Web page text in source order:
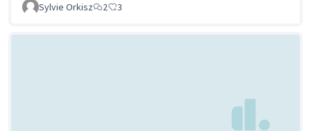
Sylvie Orkisz 2 3